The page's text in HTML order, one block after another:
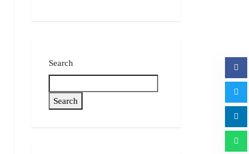
Search
Search